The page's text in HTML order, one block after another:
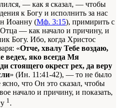
— как я сказал, — чтобы
к Богу и исполнить за нас
Иоанну (Мф. 3:15), примирить с
— как начало и причину, и
Богу. Ибо, когда Христос
«Отче, хвалу Тебе воздаю,
яко всегда Мя
стоящего окрест рех, да веру
» (Ин. 11:41-42), — то не было
ясно, что Он это сказал, чтобы
начало и причину, и показать,
1.